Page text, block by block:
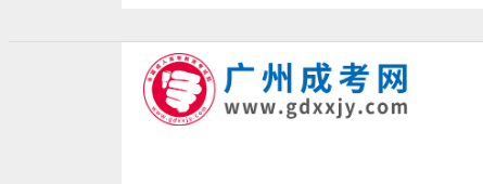
欢迎访问广州成考网！本网站仅为广州
试院eea.gd.gov.cn为准。